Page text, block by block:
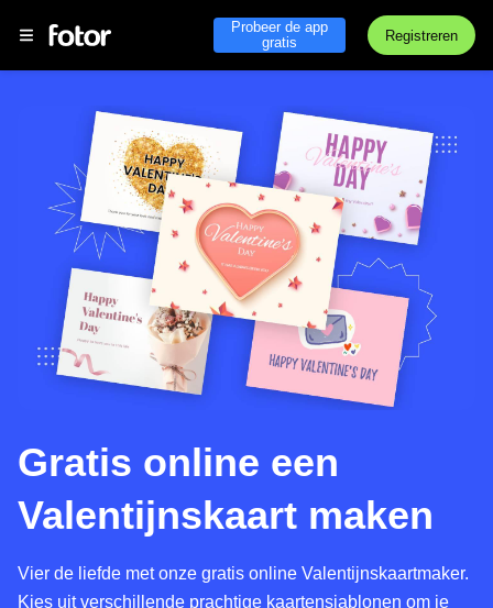
Probeer de app
gratis
Registreren
Gratis online een
Valentijnskaart maken
Vier de liefde met onze gratis online Valentijnskaartmaker.
Kies uit verschillende prachtige kaartensjablonen om je